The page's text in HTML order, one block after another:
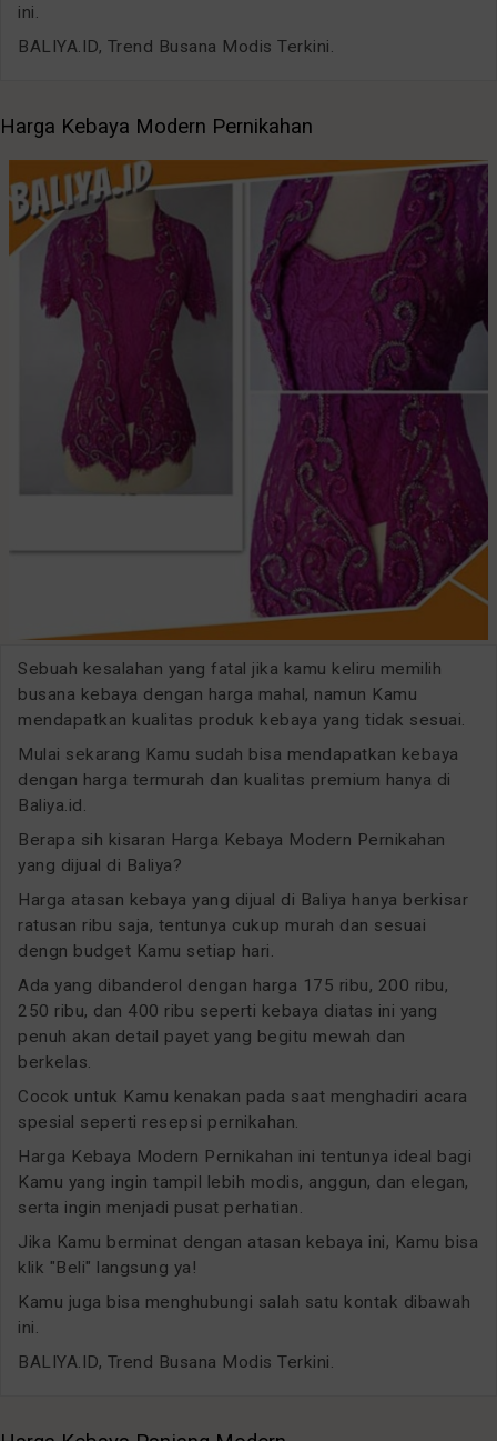
ini.
BALIYA.ID, Trend Busana Modis Terkini.
Harga Kebaya Modern Pernikahan
Sebuah kesalahan yang fatal jika kamu keliru memilih
busana kebaya dengan harga mahal, namun Kamu
mendapatkan kualitas produk kebaya yang tidak sesuai.
Mulai sekarang Kamu sudah bisa mendapatkan kebaya
dengan harga termurah dan kualitas premium hanya di
Baliya.id.
Berapa sih kisaran Harga Kebaya Modern Pernikahan
yang dijual di Baliya?
Harga atasan kebaya yang dijual di Baliya hanya berkisar
ratusan ribu saja, tentunya cukup murah dan sesuai
dengn budget Kamu setiap hari.
Ada yang dibanderol dengan harga 175 ribu, 200 ribu,
250 ribu, dan 400 ribu seperti kebaya diatas ini yang
penuh akan detail payet yang begitu mewah dan
berkelas.
Cocok untuk Kamu kenakan pada saat menghadiri acara
spesial seperti resepsi pernikahan.
Harga Kebaya Modern Pernikahan ini tentunya ideal bagi
Kamu yang ingin tampil lebih modis, anggun, dan elegan,
serta ingin menjadi pusat perhatian.
Jika Kamu berminat dengan atasan kebaya ini, Kamu bisa
klik "Beli" langsung ya!
Kamu juga bisa menghubungi salah satu kontak dibawah
ini.
BALIYA.ID, Trend Busana Modis Terkini.